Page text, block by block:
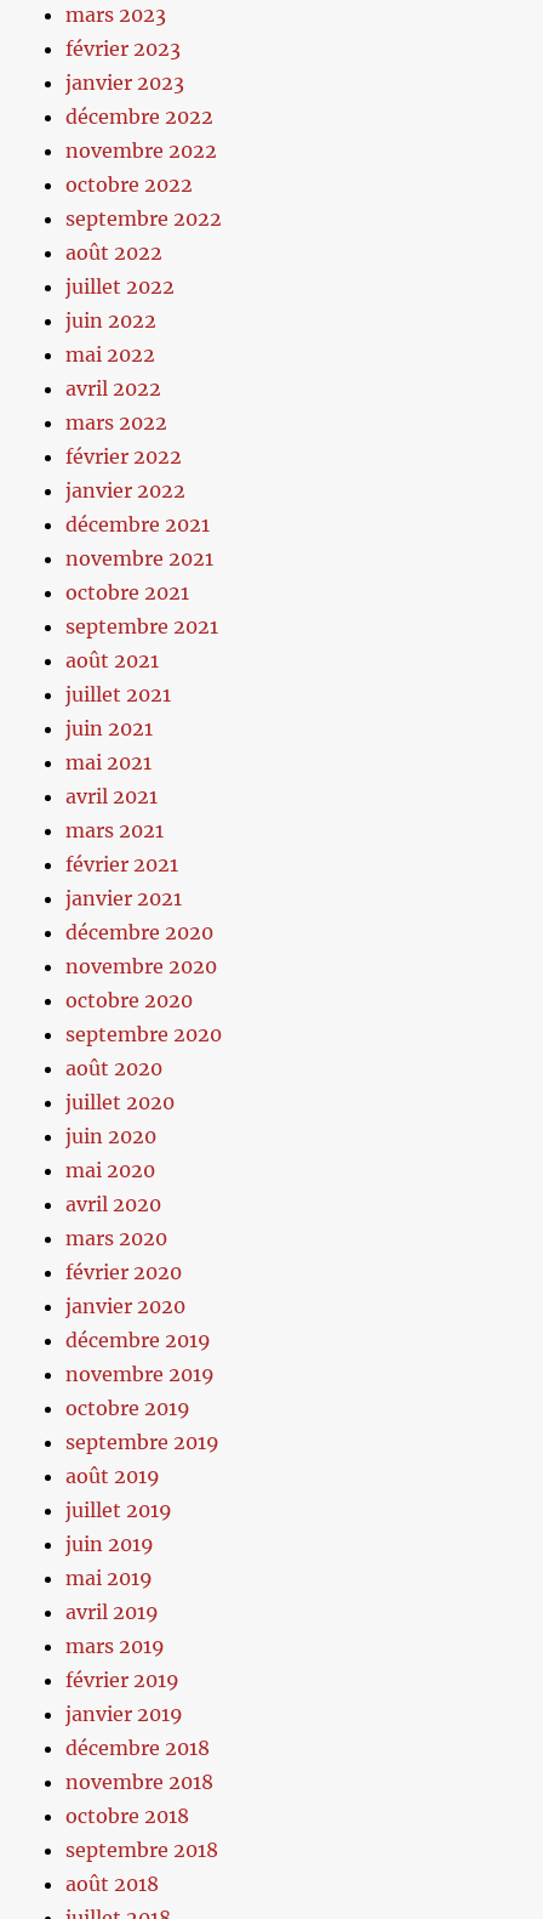
mars 2023
février 2023
janvier 2023
décembre 2022
novembre 2022
octobre 2022
septembre 2022
août 2022
juillet 2022
juin 2022
mai 2022
avril 2022
mars 2022
février 2022
janvier 2022
décembre 2021
novembre 2021
octobre 2021
septembre 2021
août 2021
juillet 2021
juin 2021
mai 2021
avril 2021
mars 2021
février 2021
janvier 2021
décembre 2020
novembre 2020
octobre 2020
septembre 2020
août 2020
juillet 2020
juin 2020
mai 2020
avril 2020
mars 2020
février 2020
janvier 2020
décembre 2019
novembre 2019
octobre 2019
septembre 2019
août 2019
juillet 2019
juin 2019
mai 2019
avril 2019
mars 2019
février 2019
janvier 2019
décembre 2018
novembre 2018
octobre 2018
septembre 2018
août 2018